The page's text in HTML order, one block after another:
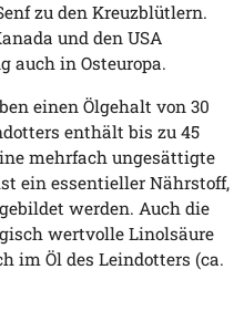
zu den Kreuzblütlern.
und den USA
auch in Osteuropa.
einen Ölgehalt von 30
enthält bis zu 45
mehrfach ungesättigte
ein essentieller Nährstoff,
werden. Auch die
wertvolle Linolsäure
im Öl des Leindotters (ca.